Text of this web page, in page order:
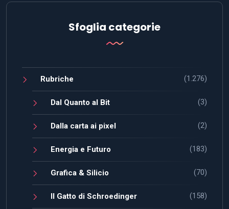
Sfoglia categorie
Rubriche (1.276)
Dal Quanto al Bit (3)
Dalla carta ai pixel (2)
Energia e Futuro (183)
Grafica & Silicio (70)
Il Gatto di Schroedinger (158)